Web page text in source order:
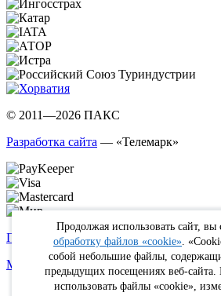
© 2011—2026 ПАКС
Разработка сайта — «Телемарк»
Политика в отношении обработки
Max
WhatsApp Telegram вКонтакте
Продолжая использовать сайт, вы
обработку файлов «cookie» .
собой небольшие файлы,
предыдущих посещениях веб-сайта.
использовать файлы «cookie»,
Online